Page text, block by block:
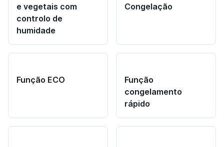
e vegetais com
controlo de
humidade
Congelação
Função ECO
Função
congelamento
rápido